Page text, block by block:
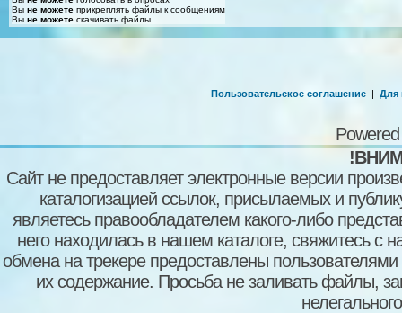
Вы не можете прикреплять файлы к сообщениям
Вы не можете скачивать файлы
Пользовательское соглашение | Для
Сайт не предоставляет электронные версии
каталогизацией ссылок, присылаемых и
являетесь правообладателем какого-либо
него находилась в нашем каталоге, свяжитесь
обмена на трекере предоставлены пользователями
их содержание. Просьба не заливать файлы,